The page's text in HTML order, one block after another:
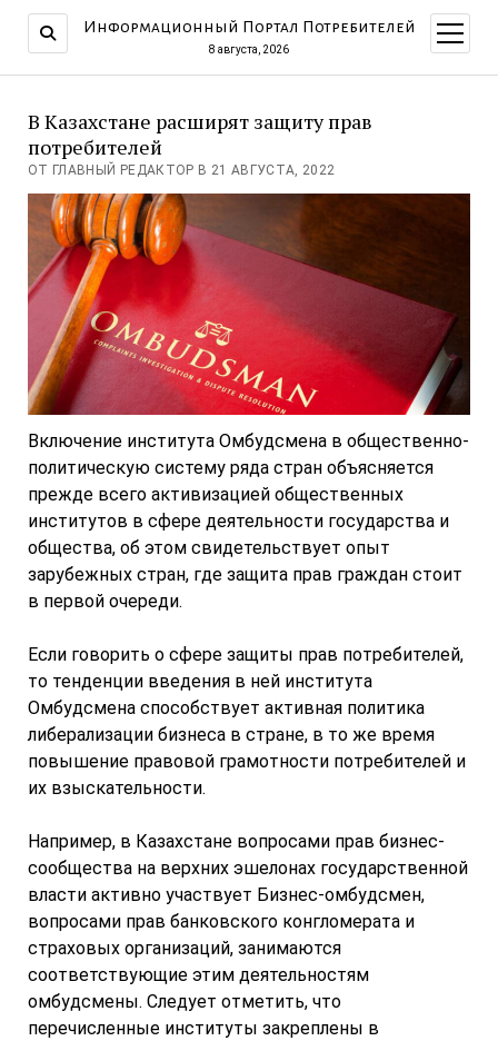
Информационный Портал Потребителей
8 августа, 2026
меню
В Казахстане расширят защиту прав
потребителей
ОТ ГЛАВНЫЙ РЕДАКТОР В 21 АВГУСТА, 2022
Включение института Омбудсмена в общественно-
политическую систему ряда стран объясняется
прежде всего активизацией общественных
институтов в сфере деятельности государства и
общества, об этом свидетельствует опыт
зарубежных стран, где защита прав граждан стоит
в первой очереди.
Если говорить о сфере защиты прав потребителей,
то тенденции введения в ней института
Омбудсмена способствует активная политика
либерализации бизнеса в стране, в то же время
повышение правовой грамотности потребителей и
их взыскательности.
Например, в Казахстане вопросами прав бизнес-
сообщества на верхних эшелонах государственной
власти активно участвует Бизнес-омбудсмен,
вопросами прав банковского конгломерата и
страховых организаций, занимаются
соответствующие этим деятельностям
омбудсмены. Следует отметить, что
перечисленные институты закреплены в